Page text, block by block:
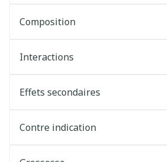
Composition
Interactions
Effets secondaires
Contre indication